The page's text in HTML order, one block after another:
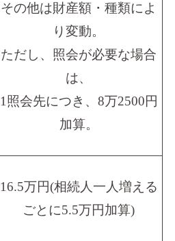
その他は財産額・種類によ
り変動。
ただし、照会が必要な場合
は、
1照会先につき、8万2500円
加算。
16.5万円(相続人一人増える
ごとに5.5万円加算)